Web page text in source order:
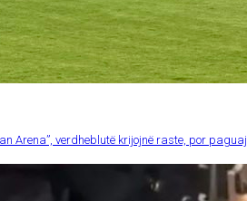
Arena”, verdheblutë krijojnë raste, por